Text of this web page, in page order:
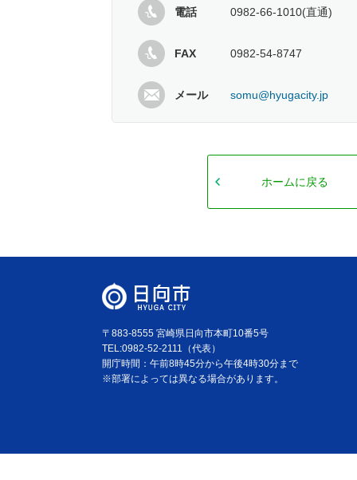
電話 0982-66-1010(直通)
FAX 0982-54-8747
メール somu@hyugacity.jp
ホームに戻る
〒883-8555 宮崎県日向市本町10番5号
TEL:0982-52-2111（代表）
開庁時間：午前8時45分から午後4時30分まで
※部署によっては異なる場合があります。